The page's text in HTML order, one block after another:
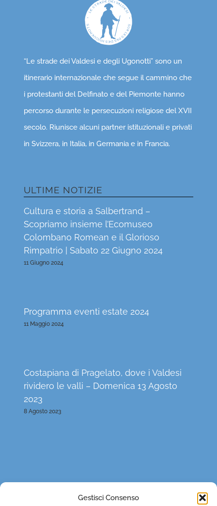
Gestisci Consenso
“Le strade dei Valdesi e degli Ugonotti” sono un
itinerario internazionale che segue il cammino che
i protestanti del Delfinato e del Piemonte hanno
percorso durante le persecuzioni religiose del XVII
secolo. Riunisce alcuni partner istituzionali e privati
in Svizzera, in Italia, in Germania e in Francia.
ULTIME NOTIZIE
Cultura e storia a Salbertrand –
Scopriamo insieme l’Ecomuseo
Colombano Romean e il Glorioso
Rimpatrio | Sabato 22 Giugno 2024
11 Giugno 2024
Programma eventi estate 2024
11 Maggio 2024
Costapiana di Pragelato, dove i Valdesi
rividero le valli – Domenica 13 Agosto
2023
8 Agosto 2023